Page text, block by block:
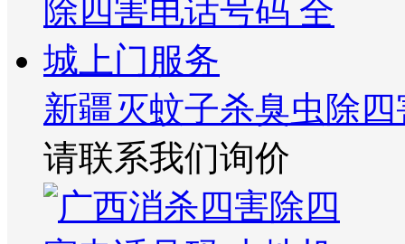
新疆灭蚊子杀臭虫除
请联系我们询价